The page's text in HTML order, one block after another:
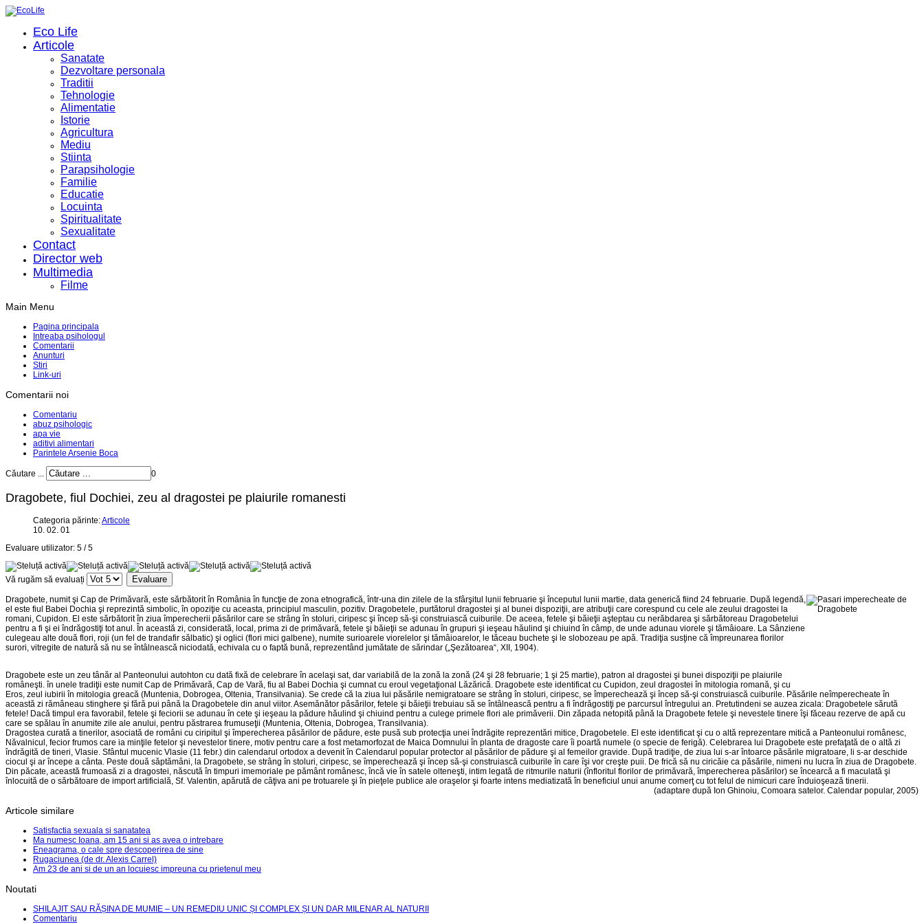
Eco Life
Articole
Sanatate
Dezvoltare personala
Traditii
Tehnologie
Alimentatie
Istorie
Agricultura
Mediu
Stiinta
Parapsihologie
Familie
Educatie
Locuinta
Spiritualitate
Sexualitate
Contact
Director web
Multimedia
Filme
Main Menu
Pagina principala
Intreaba psihologul
Comentarii
Anunturi
Stiri
Link-uri
Comentarii noi
Comentariu
abuz psihologic
apa vie
aditivi alimentari
Parintele Arsenie Boca
Căutare ... 0
Dragobete, fiul Dochiei, zeu al dragostei pe plaiurile romanesti
Categoria părinte:Articole
10. 02. 01
Evaluare utilizator: 5 /5
Vă rugăm să evaluați
Dragobete, numit şi Cap de Primăvară, este sărbătorit în România în funcţie de zona etnografică, într-una din zilele de la sfârşitul lunii februarie şi începutul lunii martie, data generică fiind 24 februarie. După legendă,
el este fiul Babei Dochia şi reprezintă simbolic, în opoziţie cu aceasta, principiul masculin, pozitiv. Dragobetele, purtătorul dragostei şi al bunei dispoziţii, are atribuţii care corespund cu cele ale zeului dragos­tei la
romani, Cupidon. El este sărbătorit în ziua împerecherii păsări­lor care se strâng în stoluri, ciripesc şi încep să-şi constru­iască cuiburile. De aceea, fetele şi băieţii aşteptau cu nerăbdarea şi sărbătoreau Dragobetelui
pentru a fi şi ei îndrăgostiţi tot anul. În această zi, considerată, local, prima zi de primăvară, fetele şi băieţii se adunau în grupuri şi ieşeau hăulind şi chiuind în câmp, de unde adunau viorele şi tămâioare. La Sânziene
culegeau alte două flori, roji (un fel de trandafir sălbatic) şi oglici (flori mici galbene), nu­mite surioarele viorelelor şi tămâioarelor, le tăceau bu­chete şi le slobozeau pe apă. Tradiţia susţine că împreu­narea florilor
surori, vitregite de natură să nu se întâlnească niciodată, echivala cu o faptă bună, reprezentând jumătate de sărindar („Şezătoarea“, XII, 1904).
Dragobete este un zeu tânăr al Panteonului autohton cu dată fixă de celebrare în acelaşi sat, dar variabilă de la zonă la zonă (24 şi 28 februarie; 1 şi 25 martie), patron al dragostei şi bunei dispoziţii pe plaiurile
româneşti. în unele tradiţii este numit Cap de Primăvară, Cap de Vară, fiu al Babei Dochia şi cumnat cu eroul vegetaţional Lăzărică. Dragobete este identificat cu Cupidon, zeul dragostei în mitologia romană, şi cu
Eros, zeul iubirii în mitologia greacă (Muntenia, Dobrogea, Oltenia, Transilvania). Se crede că la ziua lui păsările nemigratoare se strâng în sto­luri, ciripesc, se împerechează şi încep să-şi construiască cuiburile. Păsările neîmperecheate în
această zi rămâneau stinghere şi fără pui până la Dragobetele din anul viitor. Asemănător păsărilor, fetele şi băieţii trebuiau să se întâl­nească pentru a fi îndrăgostiţi pe parcursul întregului an. Pretutindeni se auzea zicala: Dragobetele sărută
fetele! Dacă timpul era favorabil, fetele şi feciorii se adunau în cete şi ieşeau la pădure hăulind şi chiuind pentru a culege primele flori ale primăverii. Din zăpada netopită până la Dragobete fetele şi nevestele tinere îşi făceau rezerve de apă cu
care se spălau în anumite zile ale anului, pentru păstrarea frumuseţii (Muntenia, Oltenia, Dobrogea, Transilvania).
Dragostea curată a tinerilor, asociată de români cu ciripitul şi împerecherea păsărilor de pădure, este pusă sub protecţia unei îndrăgite reprezentări mitice, Dragobetele. El este identificat şi cu o altă reprezentare mitică a Panteo­nului românesc,
Năvalnicul, fecior frumos care ia minţile fetelor şi nevestelor tinere, motiv pentru care a fost meta­morfozat de Maica Domnului în planta de dragoste care îi poartă numele (o specie de ferigă). Celebrarea lui Dragobete este prefaţată de o altă zi
îndrăgită de tineri, Vlasie. Sfântul mucenic Vlasie (11 febr.) din calendarul ortodox a devenit în Calendarul popular protector al păsă­rilor de pădure şi al femeilor gravide. După tradiţie, de ziua lui s-ar întoarce păsările migratoare, li s-ar deschide
ciocul şi ar în­cepe a cânta. Peste două săptămâni, la Dragobete, se strâng în stoluri, ciripesc, se împerechează şi încep să-şi con­struiască cuiburile în care îşi vor creşte puii. De frică să nu ciricăie ca păsările, nimeni nu lucra în ziua de Dragobete.
Din păcate, această frumoasă zi a dragostei, născută în timpuri imemoriale pe pământ românesc, încă vie în satele olteneşti, intim legată de ritmurile naturii (înfloritul florilor de primăvară, împerecherea păsărilor) se încearcă a fi maculată şi
înlocuită de o sărbătoare de import artificială, Sf. Valentin, apărută de câţiva ani pe tro­tuarele şi în pieţele publice ale oraşelor şi foarte intens mediatizată în beneficiul unui anume comerţ cu tot felul de nimicuri care înduioşează tinerii.
(adaptare după Ion Ghinoiu, Comoara satelor. Calendar popular, 2005)
Articole similare
Satisfactia sexuala si sanatatea
Ma numesc Ioana, am 15 ani si as avea o intrebare
Eneagrama, o cale spre descoperirea de sine
Rugaciunea (de dr. Alexis Carrel)
Am 23 de ani si de un an locuiesc impreuna cu prietenul meu
Noutati
SHILAJIT SAU RĂȘINA DE MUMIE – UN REMEDIU UNIC ȘI COMPLEX ȘI UN DAR MILENAR AL NATURII
Comentariu